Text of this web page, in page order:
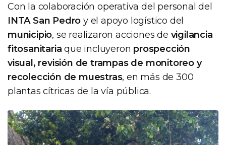
Con la colaboración operativa del personal del
INTA San Pedro y el apoyo logístico del
municipio, se realizaron acciones de vigilancia
fitosanitaria que incluyeron prospección
visual, revisión de trampas de monitoreo y
recolección de muestras, en más de 300
plantas cítricas de la vía pública.